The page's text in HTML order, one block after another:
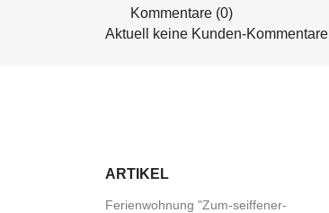
Kommentare (0)
Aktuell keine Kunden-Kommentare
ARTIKEL
Ferienwohnung "Zum-seiffener-